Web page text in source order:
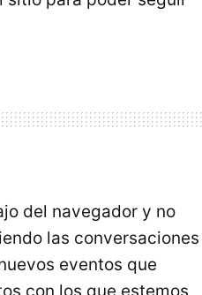
del navegador y no
las conversaciones
eventos que